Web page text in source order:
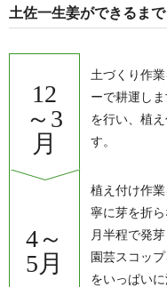
土佐一生姜ができるまで
12
～3
月
土づくり作
ーで耕運し
を行い、植
す。
4～
5月
植え付け作
寧に芽を折
月半程で発
園芸スコッ
をいっぱい